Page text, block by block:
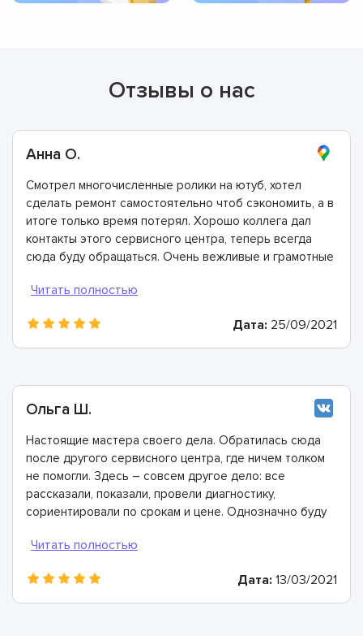
Отзывы о нас
Анна О.
Смотрел многочисленные ролики на ютуб, хотел
сделать ремонт самостоятельно чтоб сэкономить, а в
итоге только время потерял. Хорошо коллега дал
контакты этого сервисного центра, теперь всегда
сюда буду обращаться. Очень вежливые и грамотные
гарантию.
Дата: 25/09/2021
Ольга Ш.
Настоящие мастера своего дела. Обратилась сюда
после другого сервисного центра, где ничем толком
не помогли. Здесь – совсем другое дело: все
рассказали, показали, провели диагностику,
сориентировали по срокам и цене. Однозначно буду
Дата: 13/03/2021